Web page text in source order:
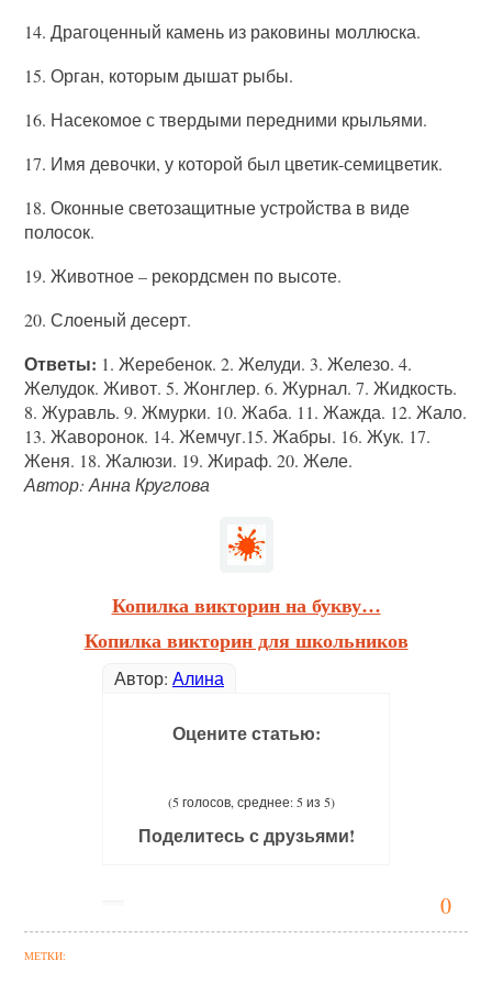
0
14. Драгоценный камень из раковины моллюска.
15. Орган, которым дышат рыбы.
16. Насекомое с твердыми передними крыльями.
17. Имя девочки, у которой был цветик-семицветик.
18. Оконные светозащитные устройства в виде
полосок.
19. Животное – рекордсмен по высоте.
20. Слоеный десерт.
Ответы: 1. Жеребенок. 2. Желуди. 3. Железо. 4.
Желудок. Живот. 5. Жонглер. 6. Журнал. 7. Жидкость.
8. Журавль. 9. Жмурки. 10. Жаба. 11. Жажда. 12. Жало.
13. Жаворонок. 14. Жемчуг.15. Жабры. 16. Жук. 17.
Женя. 18. Жалюзи. 19. Жираф. 20. Желе.
Автор: Анна Круглова
Копилка викторин на букву…
Копилка викторин для школьников
Автор: Алина
Оцените статью:
(5 голосов, среднее: 5 из 5)
Поделитесь с друзьями!
МЕТКИ: